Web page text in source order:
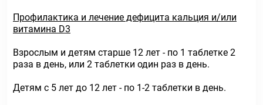
Профилактика и лечение дефицита кальция и/или
витамина D3
Взрослым и детям старше 12 лет - по 1 таблетке 2
раза в день, или 2 таблетки один раз в день.
Детям с 5 лет до 12 лет - по 1-2 таблетки в день.